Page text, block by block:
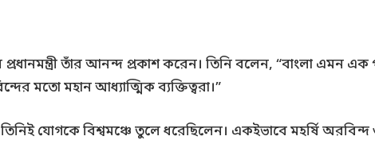
তাঁর আনন্দ প্রকাশ করেন। তিনি বলেন, “বাংলা এমন
মতো মহান আধ্যাত্মিক ব্যক্তিত্বরা।”
যোগকে বিশ্বমঞ্চে তুলে ধরেছিলেন। একইভাবে মহর্ষি